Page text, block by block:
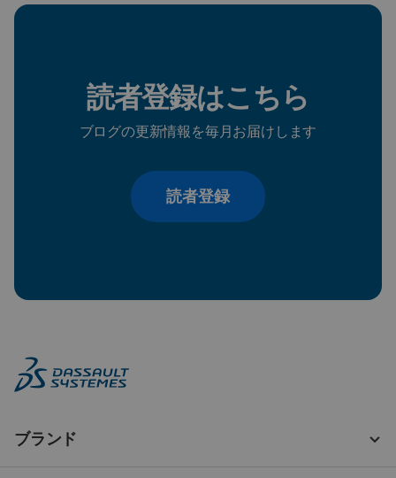
読者登録はこちら
ブログの更新情報を毎月お届けします
読者登録